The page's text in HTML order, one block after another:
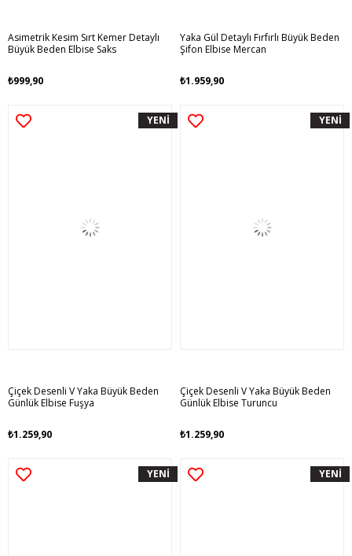
Asimetrik Kesim Sırt Kemer Detaylı
Büyük Beden Elbise Saks
₺999,90
Yaka Gül Detaylı Fırfırlı Büyük Beden
Şifon Elbise Mercan
₺1.959,90
Çiçek Desenli V Yaka Büyük Beden
Günlük Elbise Fuşya
₺1.259,90
YENİ
Çiçek Desenli V Yaka Büyük Beden
Günlük Elbise Turuncu
₺1.259,90
YENİ
YENİ YENİ